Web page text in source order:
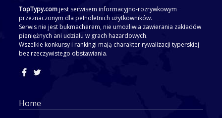
TopTypy.comjest serwisem informacyjno-rozrywkowym
przeznaczonym dla pełnoletnich użytkowników.
Serwis nie jest bukmacherem, nie umożliwia zawierania zakładów
pieniężnych ani udziału w grach hazardowych.
Wszelkie konkursy i rankingi mają charakter rywalizacji typerskiej
bez rzeczywistego obstawiania.
Home